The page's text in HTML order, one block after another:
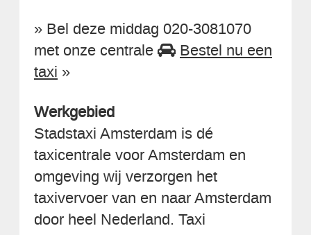
» Bel deze middag 020-3081070
met onze centrale
Bestel nu een
taxi »
Werkgebied
Stadstaxi Amsterdam is dé
taxicentrale voor Amsterdam en
omgeving wij verzorgen het
taxivervoer van en naar Amsterdam
door heel Nederland. Taxi